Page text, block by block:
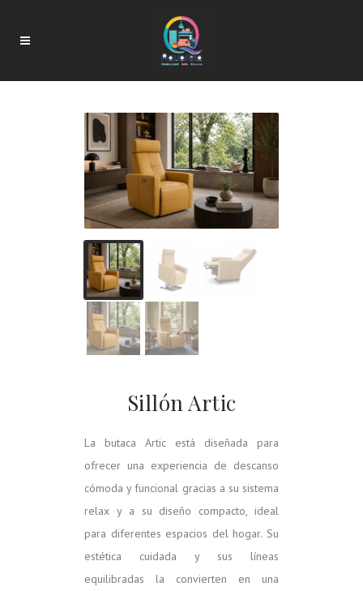
Sillón Artic
La butaca Artic está diseñada para
ofrecer una experiencia de descanso
cómoda y funcional gracias a su sistema
relax y a su diseño compacto, ideal
para diferentes espacios del hogar. Su
estética cuidada y sus líneas
equilibradas la convierten en una